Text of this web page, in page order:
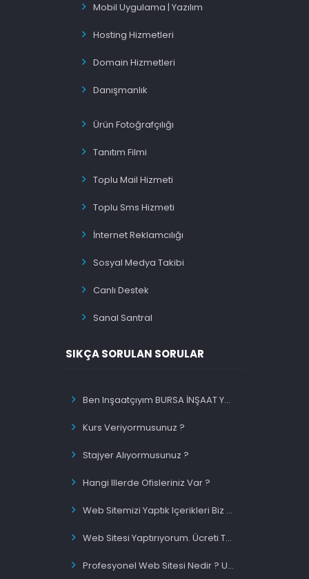
Mobil Uygulama | Yazılım
Hosting Hizmetleri
Domain Hizmetleri
Danışmanlık
Ürün Fotoğrafçılığı
Tanıtım Filmi
Toplu Mail Hizmeti
Toplu Sms Hizmeti
İnternet Reklamcılığı
Sosyal Medya Takibi
Canlı Destek
Sanal Santral
SIKÇA SORULAN SORULAR
Ben Inşaatçıyım BURSA İNŞAAT Yazınca Ilk Sırada Olacakmıyım ?
Kurs Veriyormusunuz ?
Stajyer Alıyormusunuz ?
Hangi Illerde Ofisleriniz Var ?
Web Sitemizi Yaptık Içerikleri Biz Migiriyorsunuz Siz Mi ?
Web Sitesi Yaptırıyorum. Ücreti Tek Sefermi Ödeyeceğim ?
Profesyonel Web Sitesi Nedir ? Uygun Fiyatlı Web Site Nedir ?